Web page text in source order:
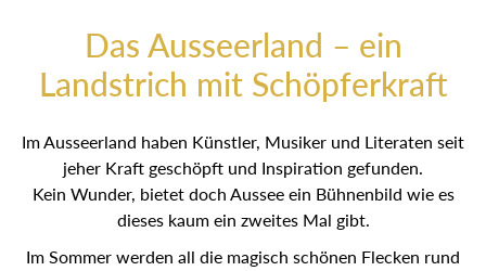
Das Ausseerland – ein
Landstrich mit Schöpferkraft
Im Ausseerland haben Künstler, Musiker und Literaten seit
jeher Kraft geschöpft und Inspiration gefunden.
Kein Wunder, bietet doch Aussee ein Bühnenbild wie es
dieses kaum ein zweites Mal gibt.
Im Sommer werden all die magisch schönen Flecken rund